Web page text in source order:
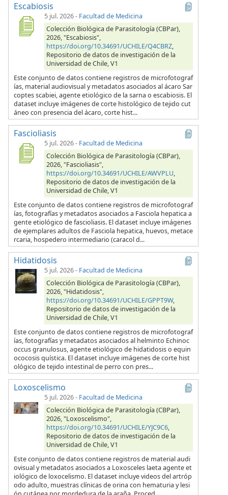
Escabiosis
5 jul. 2026- Facultad de Medicina
Colección Biológica de Parasitología (CBPar),
2026, "Escabiosis",
https://doi.org/10.34691/UCHILE/Q4CBRZ,
Repositorio de datos de investigación de la
Universidad de Chile, V1
Este conjunto de datos contiene registros de microfotograf
ías, material audiovisual y metadatos asociados al ácaro Sar
coptes scabiei, agente etiológico de la sarna o escabiosis. El
dataset incluye imágenes de corte histológico de tejido cut
áneo con presencia del ácaro, corte hist...
Fascioliasis
5 jul. 2026- Facultad de Medicina
Colección Biológica de Parasitología (CBPar),
2026, "Fascioliasis",
https://doi.org/10.34691/UCHILE/AWVPLU,
Repositorio de datos de investigación de la
Universidad de Chile, V1
Este conjunto de datos contiene registros de microfotograf
ías, fotografías y metadatos asociados a Fasciola hepatica a
gente etiológico de fascioliasis. El dataset incluye imágenes
de ejemplares adultos de Fasciola hepatica, huevos, metace
rcaria, hospedero intermediario (caracol d...
Hidatidosis
5 jul. 2026- Facultad de Medicina
Colección Biológica de Parasitología (CBPar),
2026, "Hidatidosis",
https://doi.org/10.34691/UCHILE/GPPT9W,
Repositorio de datos de investigación de la
Universidad de Chile, V1
Este conjunto de datos contiene registros de microfotograf
ías, fotografías y metadatos asociados al helminto Echinoc
occus granulosus, agente etiológico de hidatidosis o equin
ococosis quística. El dataset incluye imágenes de corte hist
ológico de tejido intestinal de perro con pres...
Loxoscelismo
5 jul. 2026- Facultad de Medicina
Colección Biológica de Parasitología (CBPar),
2026, "Loxoscelismo",
https://doi.org/10.34691/UCHILE/YJC9C6,
Repositorio de datos de investigación de la
Universidad de Chile, V1
Este conjunto de datos contiene registros de material audi
ovisual y metadatos asociados a Loxosceles laeta agente et
iológico de loxocelismo. El dataset incluye videos del artróp
odo adulto, muestras clínicas de orina con hematuria y lesi